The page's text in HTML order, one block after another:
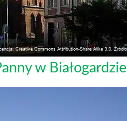
w Białogardzie